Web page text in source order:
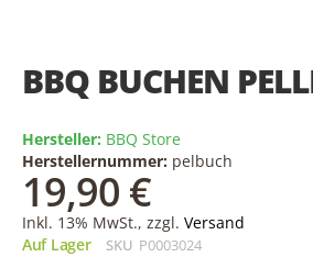
BBQ BUCHEN
Hersteller: BBQ Store
Herstellernummer: pelbuch
19,90 €
Inkl. 13% MwSt., zzgl. Versand
Auf Lager
SKU P0003024
beginning
of
images
gallery